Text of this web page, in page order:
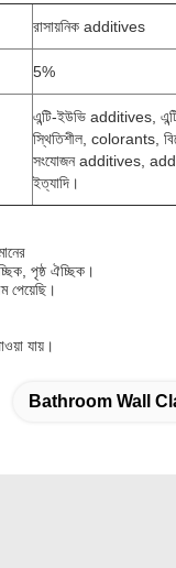
রাসায়নিক additives
5%
এন্টি-ইউভি additives,
স্থিতিশীল, colorants,
সংযোজন additives,
ইত্যাদি।
পৃষ্ঠ ঐচ্ছিক।
যায়।
Bathroom Wall